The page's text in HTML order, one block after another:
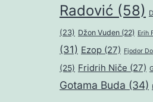
Radović (58)
(23) Džon Vuden (22) Erih
(31) Ezop (27) Fjodor
(25) Fridrih Niče (27)
Gotama Buda (34)